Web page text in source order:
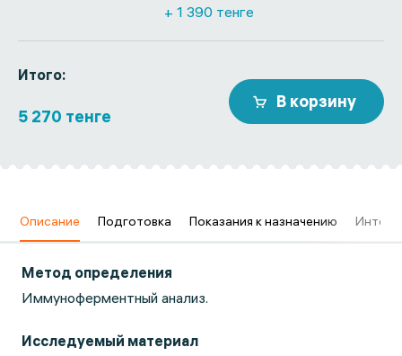
+ 1 390 тенге
Итого:
5 270 тенге
В корзину
Описание Подготовка Показания к назначению
Метод определения
Иммуноферментный анализ.
Исследуемый материал